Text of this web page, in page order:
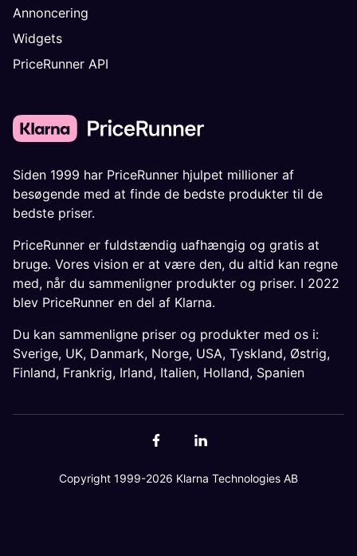
Annoncering
Widgets
PriceRunner API
Siden 1999 har PriceRunner hjulpet millioner af
besøgende med at finde de bedste produkter til de
bedste priser.
PriceRunner er fuldstændig uafhængig og gratis at
bruge. Vores vision er at være den, du altid kan regne
med, når du sammenligner produkter og priser. I 2022
blev PriceRunner en del af Klarna.
Du kan sammenligne priser og produkter med os i:
Sverige, UK, Danmark, Norge, USA, Tyskland, Østrig,
Finland, Frankrig, Irland, Italien, Holland, Spanien
Copyright 1999-2026 Klarna Technologies AB